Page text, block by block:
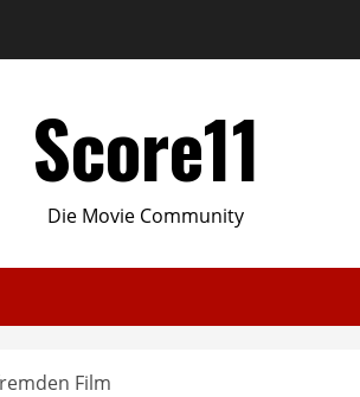
Score11
Die Movie Community
Film